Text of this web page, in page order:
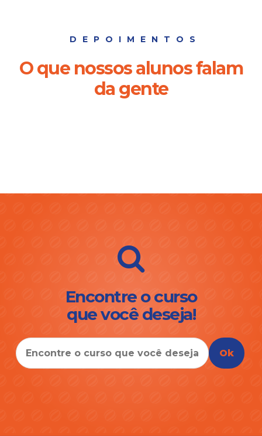
DEPOIMENTOS
O que nossos alunos falam
da gente
Encontre o curso
que você deseja!
Ok